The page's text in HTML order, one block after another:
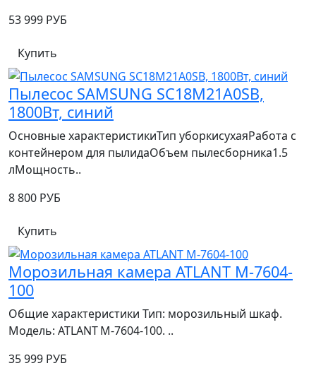
53 999 РУБ
Купить
Пылесос SAMSUNG SC18M21A0SB,
1800Вт, синий
Основные характеристикиТип уборкисухаяРабота с
контейнером для пылидаОбъем пылесборника1.5
лМощность..
8 800 РУБ
Купить
Морозильная камера ATLANT М-7604-
100
Общие характеристики Тип: морозильный шкаф.
Модель: ATLANT М‑7604‑100. ..
35 999 РУБ